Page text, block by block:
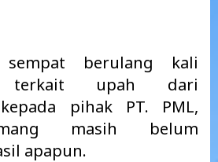
berulang kali
terkait upah dari
pihak PT. PML,
masih belum
apapun.